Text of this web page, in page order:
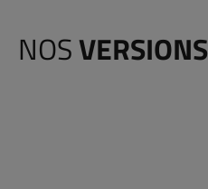
NOSVERSIONS